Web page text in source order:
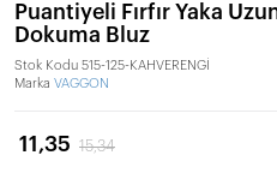
Puantiyeli Fırfır Yaka
Dokuma Bluz
Stok Kodu 515-125-KAHVERENGİ
Marka VAGGON
11,35 15,34